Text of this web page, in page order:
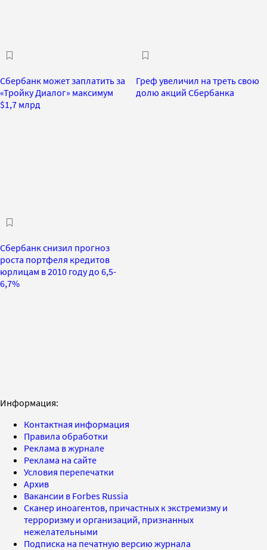
Сбербанк может заплатить за
«Тройку Диалог» максимум
$1,7 млрд
Греф увеличил на треть свою
долю акций Сбербанка
Сбербанк снизил прогноз
роста портфеля кредитов
юрлицам в 2010 году до 6,5-
6,7%
Информация:
Контактная информация
Правила обработки
Реклама в журнале
Реклама на сайте
Условия перепечатки
Архив
Вакансии в Forbes Russia
Сканер иноагентов, причастных к экстремизму и
терроризму и организаций, признанных
нежелательными
Подписка на печатную версию журнала